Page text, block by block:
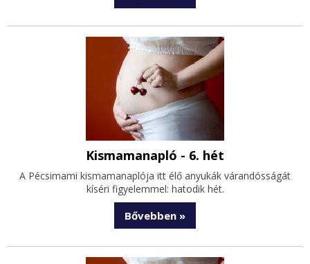
Kismamanapló - 6. hét
A Pécsimami kismamanaplója itt élő anyukák várandósságát
kíséri figyelemmel: hatodik hét.
Bővebben »